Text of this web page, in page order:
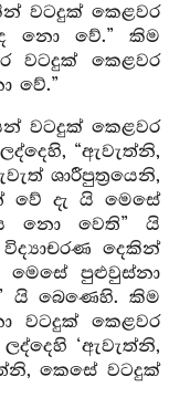
වටදුක් කෙළවර
නො වේ.” කිම
වටදුක් කෙළවර
වේ.”
වටදුක් කෙළවර
“ඇවැත්නි,
ශාරීපුත්‍රයෙනි,
දැ යි මෙසේ
නො වෙති” යි
දෙකින්
මෙසේ පුළුවුස්නා
යි බෙණෙහි. කිම
වටදුක් කෙළවර
‘ඇවැත්නි,
කෙසේ වටදුක්